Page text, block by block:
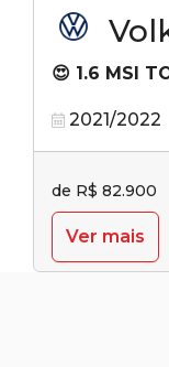
😍 1.6 MSI
2021/2022
de R$ 82.900
Ver mais